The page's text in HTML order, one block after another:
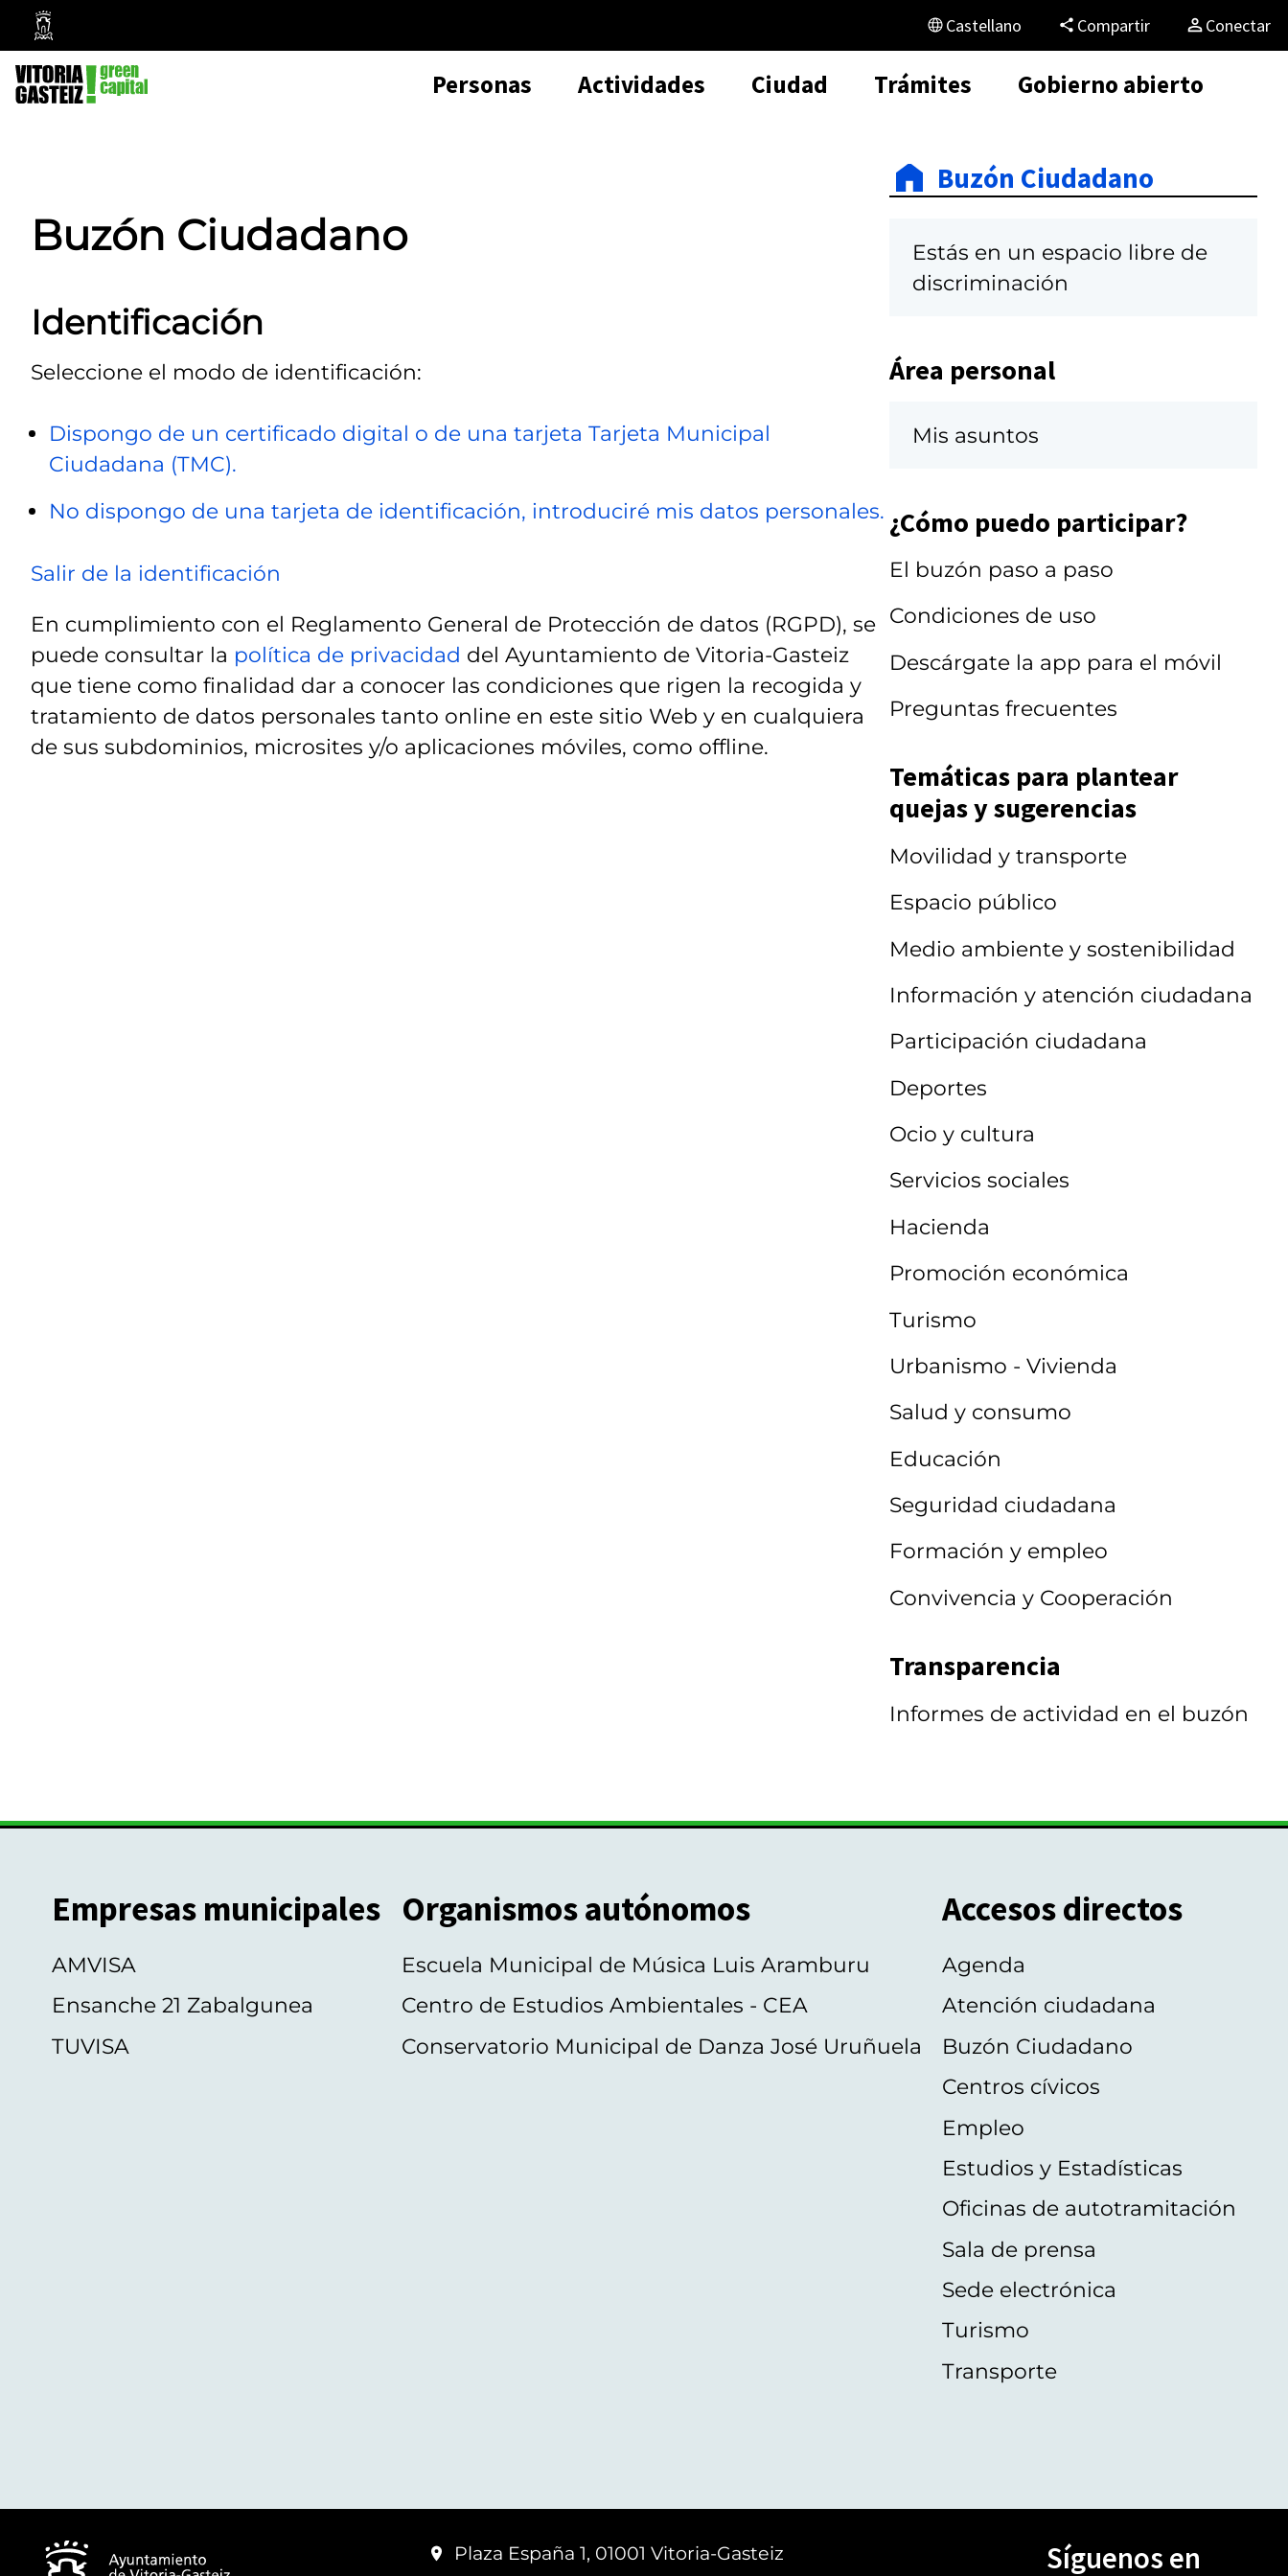
Ayuntamiento
Vitoria-
Gasteiz
Castellano Compartir Conectar
Personas Actividades Ciudad Trámites Gobierno abierto
Buzón Ciudadano
Identificación
Seleccione el modo de identificación:
Dispongo de un certificado digital o de una tarjeta Tarjeta Municipal
Ciudadana (TMC).
No dispongo de una tarjeta de identificación, introduciré mis datos personales.
Salir de la identificación
En cumplimiento con el Reglamento General de Protección de datos (RGPD), se
puede consultar la política de privacidad del Ayuntamiento de Vitoria-Gasteiz
que tiene como finalidad dar a conocer las condiciones que rigen la recogida y
tratamiento de datos personales tanto online en este sitio Web y en cualquiera
de sus subdominios, microsites y/o aplicaciones móviles, como offline.
Buzón Ciudadano
Estás en un espacio libre de
discriminación
Área personal
Mis asuntos
¿Cómo puedo participar?
El buzón paso a paso
Condiciones de uso
Descárgate la app para el móvil
Preguntas frecuentes
Temáticas para plantear
quejas y sugerencias
Movilidad y transporte
Espacio público
Medio ambiente y sostenibilidad
Información y atención ciudadana
Participación ciudadana
Deportes
Ocio y cultura
Servicios sociales
Hacienda
Promoción económica
Turismo
Urbanismo - Vivienda
Salud y consumo
Educación
Seguridad ciudadana
Formación y empleo
Convivencia y Cooperación
Transparencia
Informes de actividad en el buzón
Empresas municipales
AMVISA
Ensanche 21 Zabalgunea
TUVISA
Organismos autónomos
Escuela Municipal de Música Luis Aramburu
Centro de Estudios Ambientales - CEA
Conservatorio Municipal de Danza José Uruñuela
Accesos directos
Agenda
Atención ciudadana
Buzón Ciudadano
Centros cívicos
Empleo
Estudios y Estadísticas
Oficinas de autotramitación
Sala de prensa
Sede electrónica
Turismo
Transporte
Plaza España 1, 01001 Vitoria-Gasteiz Síguenos en